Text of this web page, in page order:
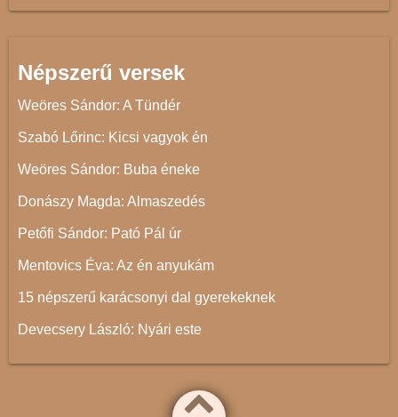
Népszerű versek
Weöres Sándor: A Tündér
Szabó Lőrinc: Kicsi vagyok én
Weöres Sándor: Buba éneke
Donászy Magda: Almaszedés
Petőfi Sándor: Pató Pál úr
Mentovics Éva: Az én anyukám
15 népszerű karácsonyi dal gyerekeknek
Devecsery László: Nyári este